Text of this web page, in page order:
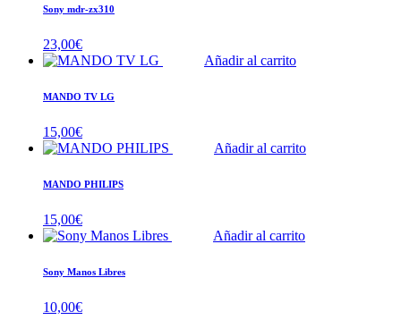
Sony mdr-zx310
23,00€
Añadir al carrito
MANDO TV LG
15,00€
Añadir al carrito
MANDO PHILIPS
15,00€
Añadir al carrito
Sony Manos Libres
10,00€